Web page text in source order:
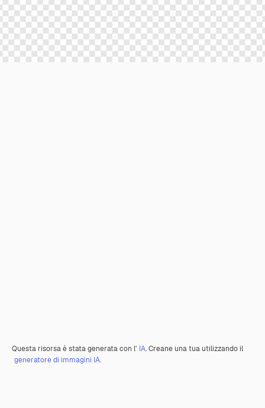
Questa risorsa è stata generata con l' IA. Creane una tua utilizzando il
generatore di immagini IA.